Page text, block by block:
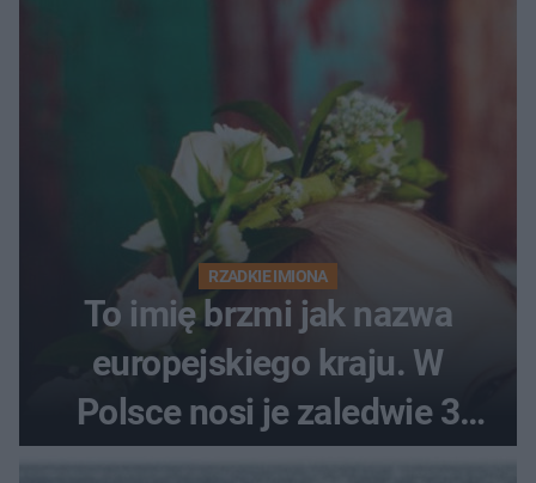
RZADKIE IMIONA
To imię brzmi jak nazwa
europejskiego kraju. W
Polsce nosi je zaledwie 3
kobiety